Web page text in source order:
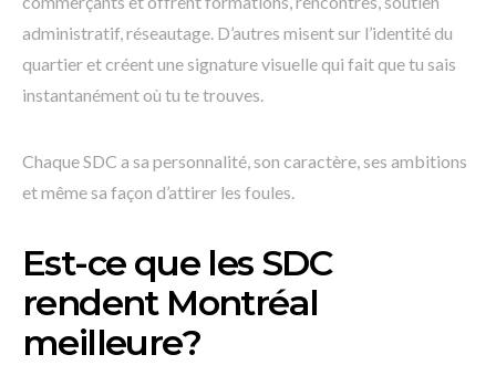
administratif, réseautage. D’autres misent sur l’identité du
quartier et créent une signature visuelle qui fait que tu sais
instantanément où tu te trouves.
Chaque SDC a sa personnalité, son caractère, ses ambitions
et même sa façon d’attirer les foules.
Est-ce que les SDC
rendent Montréal
meilleure?